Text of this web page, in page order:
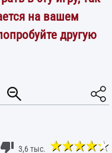
на вашем
другую
3,6 тыс.